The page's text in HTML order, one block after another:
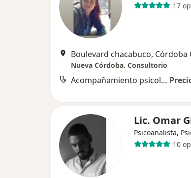
17
Boulevard chacabuco, Córdoba
Nueva Córdoba. Consultorio
Acompañamiento psicológico
Lic. Omar
Psicoanalista,
10